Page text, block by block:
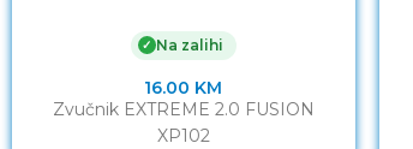
✓ Na zalihi
16.00 KM
Zvučnik EXTREME 2.0 FUSION
XP102